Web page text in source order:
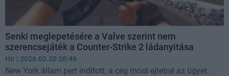
Senki meglepetésére a Valve szerint nem
szerencsejáték a Counter-Strike 2 ládanyitása
Hír | 2026.05.20 20:46
New York állam pert indított, a cég most ejtetné az ügyet.